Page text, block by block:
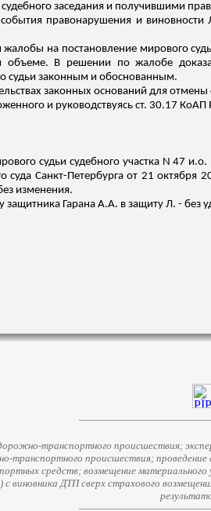
заседания и получившими
правонарушения и
жалобы на постановление мирового
объеме. В решении по жалобе
судьи законным и обоснованным.
законных оснований для
и руководствуясь ст. 30.17 КоАП
судьи судебного участка N 47 и.о.
суда Санкт-Петербурга от 21
изменения.
защитника Гарана А.А. в защиту Л. - без
транспортного происшествия;
транспортного происшествия;
средств; возмещение
виновника ДТП сверх страхового